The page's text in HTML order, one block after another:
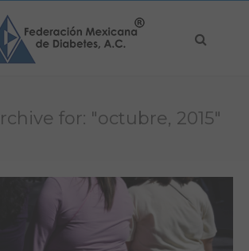
for: "octubre, 2015"